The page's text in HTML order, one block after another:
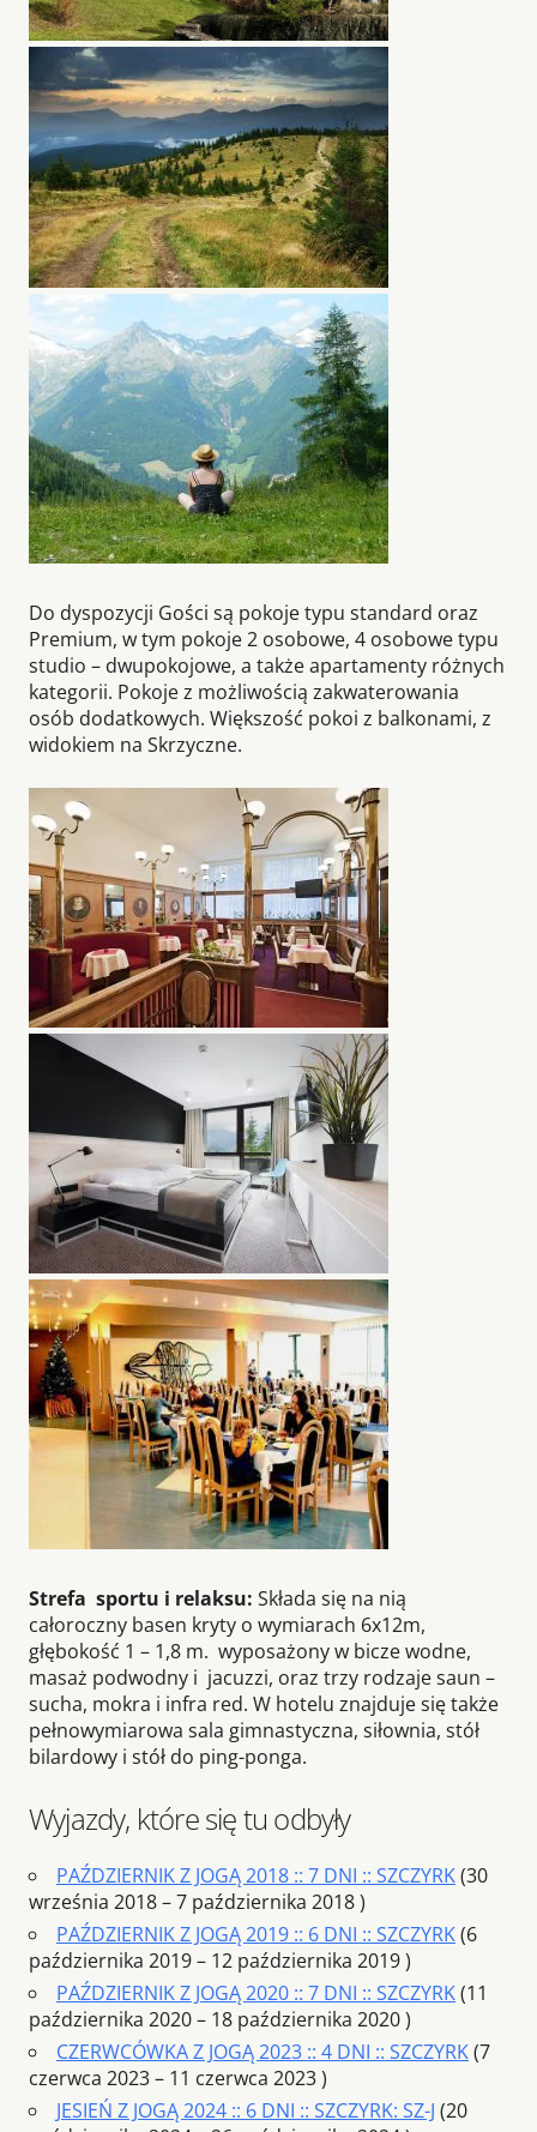
Do dyspozycji Gości są pokoje typu standard oraz
Premium, w tym pokoje 2 osobowe, 4 osobowe typu
studio – dwupokojowe, a także apartamenty różnych
kategorii. Pokoje z możliwością zakwaterowania
osób dodatkowych. Większość pokoi z balkonami, z
widokiem na Skrzyczne.
Strefa sportu i relaksu: Składa się na nią
całoroczny basen kryty o wymiarach 6x12m,
głębokość 1 – 1,8 m. wyposażony w bicze wodne,
masaż podwodny i jacuzzi, oraz trzy rodzaje saun –
sucha, mokra i infra red. W hotelu znajduje się także
pełnowymiarowa sala gimnastyczna, siłownia, stół
bilardowy i stół do ping-ponga.
Wyjazdy, które się tu odbyły
PAŹDZIERNIK Z JOGĄ 2018 :: 7 DNI :: SZCZYRK(30
września 2018 – 7 października 2018 )
PAŹDZIERNIK Z JOGĄ 2019 :: 6 DNI :: SZCZYRK(6
października 2019 – 12 października 2019 )
PAŹDZIERNIK Z JOGĄ 2020 :: 7 DNI :: SZCZYRK(11
października 2020 – 18 października 2020 )
CZERWCÓWKA Z JOGĄ 2023 :: 4 DNI :: SZCZYRK(7
czerwca 2023 – 11 czerwca 2023 )
JESIEŃ Z JOGĄ 2024 :: 6 DNI :: SZCZYRK: SZ-J (20